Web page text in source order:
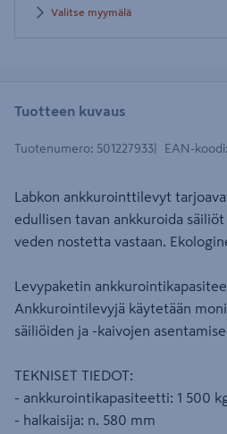
Valitse myymälä
Tuotteen kuvaus
Tuotenumero: 501227933 EAN-koodi:
Labkon ankkurointtilevyt
edullisen tavan ankkuroida säiliöt
veden nostetta vastaan.
Levypaketin
Ankkurointilevyjä käytetään
säiliöiden ja -kaivojen
TEKNISET TIEDOT:
- ankkurointikapasiteetti: 1 500
- halkaisija: n. 580 mm